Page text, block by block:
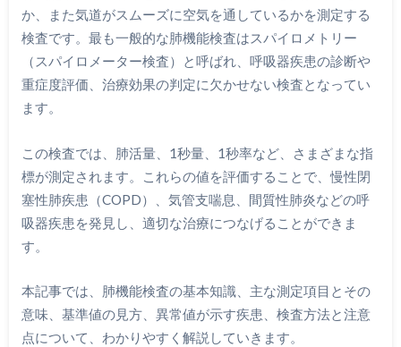
か、また気道がスムーズに空気を通しているかを測定する
検査です。最も一般的な肺機能検査はスパイロメトリー
（スパイロメーター検査）と呼ばれ、呼吸器疾患の診断や
重症度評価、治療効果の判定に欠かせない検査となってい
ます。
この検査では、肺活量、1秒量、1秒率など、さまざまな指
標が測定されます。これらの値を評価することで、慢性閉
塞性肺疾患（COPD）、気管支喘息、間質性肺炎などの呼
吸器疾患を発見し、適切な治療につなげることができま
す。
本記事では、肺機能検査の基本知識、主な測定項目とその
意味、基準値の見方、異常値が示す疾患、検査方法と注意
点について、わかりやすく解説していきます。